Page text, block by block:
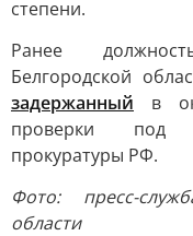
степени.
Ранее
Белгородской
задержанный в
проверки под
прокуратуры РФ.
Фото: пресс-
области